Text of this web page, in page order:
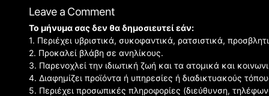
Leave a Comment
Το μήνυμα σας δεν θα δημοσιευτεί εάν:
1. Περιέχει υβριστικά, συκοφαντικά, ρατσιστικά,
2. Προκαλεί βλάβη σε ανηλίκους.
3. Παρενοχλεί την ιδιωτική ζωή και τα ατομικά και
4. Διαφημίζει προϊόντα ή υπηρεσίες ή διαδικτυακούς
5. Περιέχει προσωπικές πληροφορίες (διεύθυνση,